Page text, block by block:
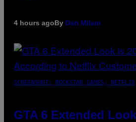
4 hours agoBy Dan Milam
SCREENSHOT: ROCKSTAR GAMES, NETFLIX
GTA 6 Extended